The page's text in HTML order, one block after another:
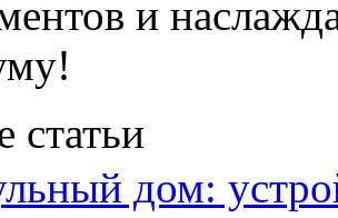
и
статьи
дом: